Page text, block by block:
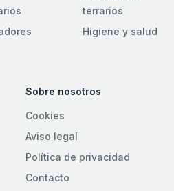
terrarios
Higiene y salud
Sobre nosotros
Cookies
Aviso legal
Política de privacidad
Contacto